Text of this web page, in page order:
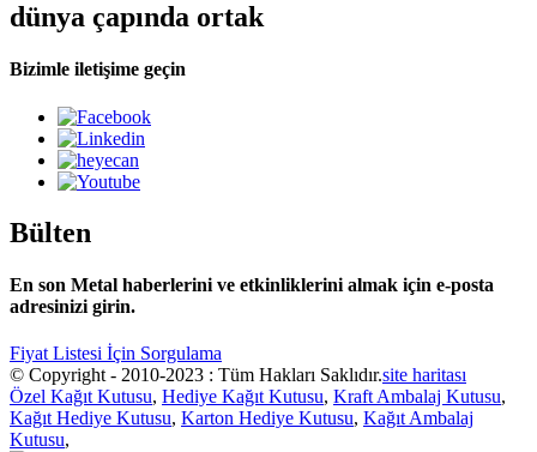
dünya çapında ortak
Bizimle iletişime geçin
Bülten
En son Metal haberlerini ve etkinliklerini almak için e-posta
adresinizi girin.
Fiyat Listesi İçin Sorgulama
© Copyright - 2010-2023 : Tüm Hakları Saklıdır.site haritası
Özel Kağıt Kutusu, Hediye Kağıt Kutusu, Kraft Ambalaj Kutusu,
Kağıt Hediye Kutusu, Karton Hediye Kutusu, Kağıt Ambalaj
Kutusu,